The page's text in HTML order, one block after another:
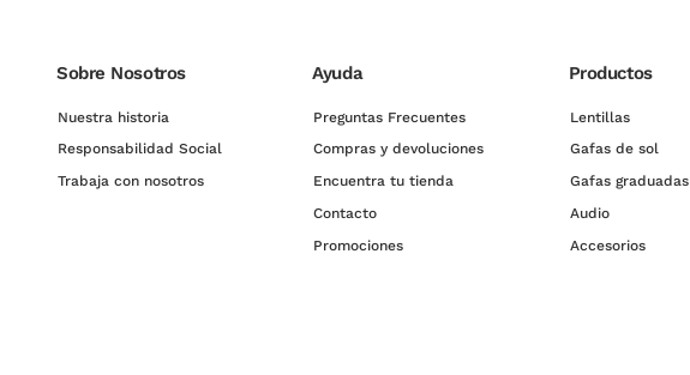
Sobre Nosotros
Nuestra historia
Responsabilidad Social
Trabaja con nosotros
Ayuda
Preguntas Frecuentes
Compras y devoluciones
Encuentra tu tienda
Contacto
Promociones
Productos
Lentillas
Gafas de sol
Gafas graduadas
Audio
Accesorios